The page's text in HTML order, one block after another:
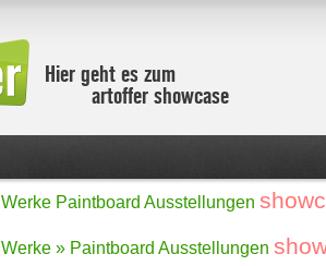
Hier geht es zum
artoffer showcase
Werke Paintboard Ausstellungen
Werke » Paintboard Ausstellungen